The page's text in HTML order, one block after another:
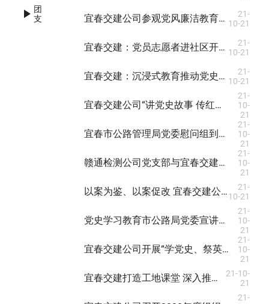
 团
支
宜春交建公司参观党风廉洁教育馆 以案释纪释法
21-
10-21
宜春交建：党员志愿者进社区开展反诈骗宣传活动
21-
10-21
宜春交建：沉浸式教育推动党史学习教育入脑入心
21-
10-21
宜春交建公司“讲党史故事 传红色基因” 微党课送到一线工地
21-
10-
21
宜春市公路管理局党委慰问组到宜春交建 走访慰问困难党员
21-
10-
21
赣通检测公司党支部与宜春交建公司党支部 联合开展党史学习交流会
21-
10-
21
以案为鉴、以案促改 宜春交建公司召开警示教育大会
21-
10-21
党史学习教育市公路局党委宣讲团到宜春交建公司宣讲
21-
10-
21
宜春交建公司开展“学党史、祭英烈 传承红色基因”主题党日活动
21-
10-
21
宜春交建打造工地课堂 深入推进党史学习教育
21-10-
21
21-